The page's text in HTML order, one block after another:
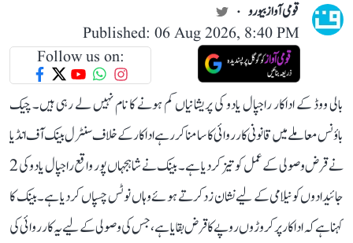
قومی آواز بیورو
Published: 06 Aug 2026, 8:40 PM
Follow us on:
بالی ووڈ کے اداکار راجپال یادو کی پریشانیاں کم ہونے کا نام نہیں لے رہی ہیں۔ چیک
باؤنس معاملے میں قانونی کارروائی کا سامنا کر رہے اداکار کے خلاف سنٹرل بینک آف انڈیا
نے قرض وصولی کے عمل کو تیز کر دیا ہے۔ بینک نے شاہجہاں پور واقع راجپال یادو کی 2
جائیدادوں کو نیلامی کے لیے نشان زد کرتے ہوئے وہاں نوٹس چسپاں کر دیا ہے۔ بینک کا
کہنا ہے کہ اداکار پر کروڑوں روپے کا قرض بقایا ہے، جس کی وصولی کے لیے یہ کارروائی کی